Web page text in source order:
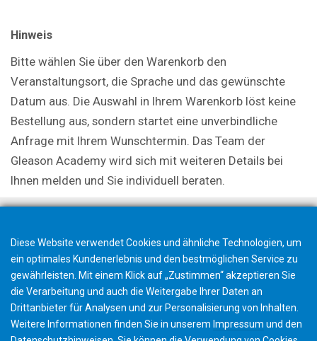
Hinweis
Bitte wählen Sie über den Warenkorb den
Veranstaltungsort, die Sprache und das gewünschte
Datum aus. Die Auswahl in Ihrem Warenkorb löst keine
Bestellung aus, sondern startet eine unverbindliche
Anfrage mit Ihrem Wunschtermin. Das Team der
Gleason Academy wird sich mit weiteren Details bei
Ihnen melden und Sie individuell beraten.
Diese Website verwendet Cookies und ähnliche Technologien, um
ein optimales Kundenerlebnis und den bestmöglichen Service zu
gewährleisten. Mit einem Klick auf „Zustimmen“ akzeptieren Sie
die Verarbeitung und auch die Weitergabe Ihrer Daten an
Drittanbieter für Analysen und zur Personalisierung von Inhalten.
Weitere Informationen finden Sie in unserem Impressum und den